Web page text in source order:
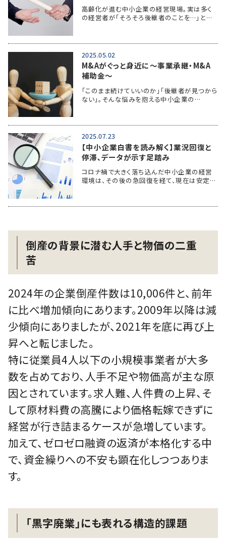
高齢化が進む中小企業の経営現場。実は多く
の経営者が「そろそろ後継者のことを…」と…
2025.05.02
M&Aがぐっと身近に～事業承継・M&A
補助金～
「このまま続けていいのか」「後継者が見つから
ない」。そんな悩みを抱える中小企業の…
2025.07.23
【中小企業白書を読み解く】業況回復と
停滞､データが示す足踏み
コロナ禍で大きく落ち込んだ中小企業の経営
環境は、その後の急回復を経て、現在は安定…
倒産の背景に潜む人手と物価の二重
苦
2024年の企業倒産件数は10,006件と、前年
に比べ増加傾向にあります。2009年以降は減
少傾向にありましたが、2021年を底に再び上
昇へと転じました。
特に従業員4人以下の小規模事業者が大多
数を占めており、人手不足や物価高が主な原
因とされています。求人難、人件費の上昇、そ
して原材料費の高騰により価格転嫁できずに
経営が行き詰まるケースが急増しています。
加えて、ゼロゼロ融資の返済が本格化する中
で、資金繰りへの不安も顕在化しつつありま
す。
「黒字廃業」にも表れる構造的課題